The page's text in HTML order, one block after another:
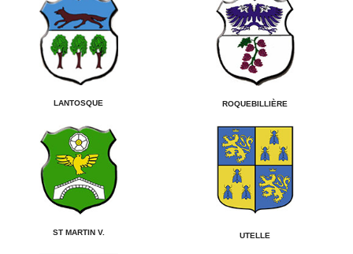
LANTOSQUE ROQUEBILLIÈRE
ST MARTIN V. UTELLE